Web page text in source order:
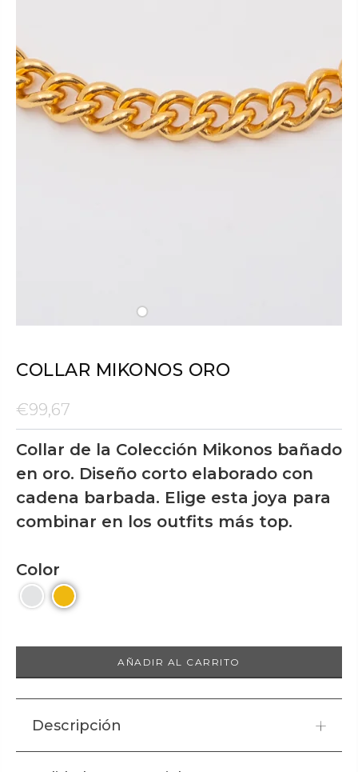
COLLAR MIKONOS ORO
€99,67
Collar de la Colección Mikonos bañado
en oro. Diseño corto elaborado con
cadena barbada. Elige esta joya para
combinar en los outfits más top.
Color
AÑADIR AL CARRITO
Descripción